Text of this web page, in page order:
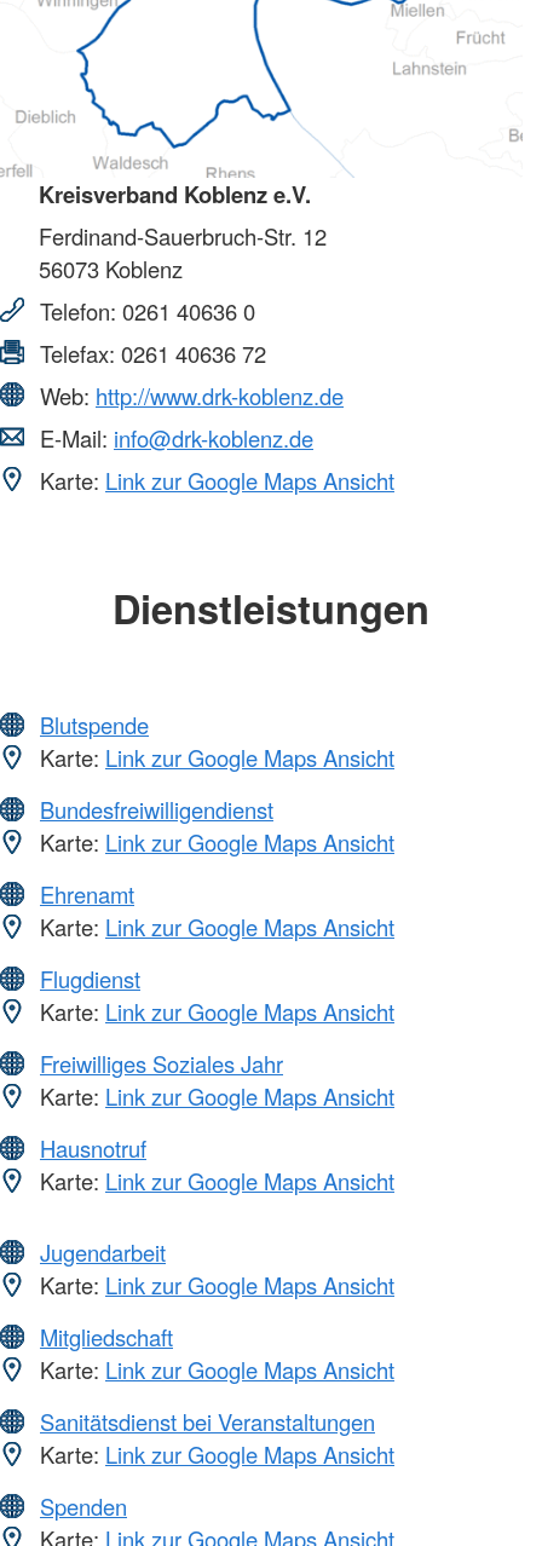
Kreisverband Koblenz e.V.
Ferdinand-Sauerbruch-Str. 12
56073 Koblenz
Telefon: 0261 40636 0
Telefax: 0261 40636 72
Web: http://www.drk-koblenz.de
E-Mail: info@drk-koblenz.de
Karte: Link zur Google Maps Ansicht
Dienstleistungen
Blutspende
Karte: Link zur Google Maps Ansicht
Bundesfreiwilligendienst
Karte: Link zur Google Maps Ansicht
Ehrenamt
Karte: Link zur Google Maps Ansicht
Flugdienst
Karte: Link zur Google Maps Ansicht
Freiwilliges Soziales Jahr
Karte: Link zur Google Maps Ansicht
Hausnotruf
Karte: Link zur Google Maps Ansicht
Jugendarbeit
Karte: Link zur Google Maps Ansicht
Mitgliedschaft
Karte: Link zur Google Maps Ansicht
Sanitätsdienst bei Veranstaltungen
Karte: Link zur Google Maps Ansicht
Spenden
Karte: Link zur Google Maps Ansicht